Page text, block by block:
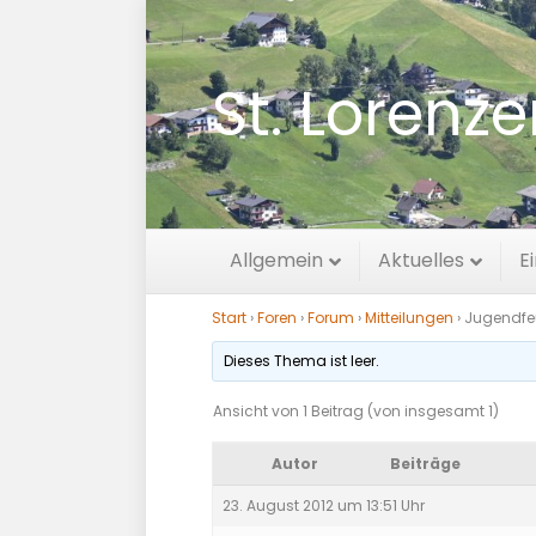
St.
Allgemein Aktuelles
Start ›Foren ›Forum ›Mitteilungen ›
Dieses Thema ist leer.
Ansicht von 1 Beitrag (von insgesamt 1)
Autor Beiträge
23. August 2012 um 13:51 Uhr